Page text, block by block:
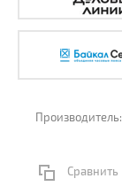
Производитель:
Сравнить